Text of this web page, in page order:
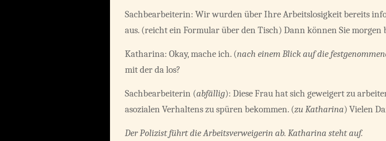
Sachbearbeiterin: Wir wurden über Ihre Arbeitslosigkeit bereits
aus. (reicht ein Formular über den Tisch) Dann können Sie morgen
Katharina: Okay, mache ich. (nach einem Blick auf die
mit der da los?
Sachbearbeiterin (abfällig): Diese Frau hat sich geweigert zu
asozialen Verhaltens zu spüren bekommen. (zu Katharina) Vielen
Der Polizist führt die Arbeitsverweigerin ab. Katharina steht auf.